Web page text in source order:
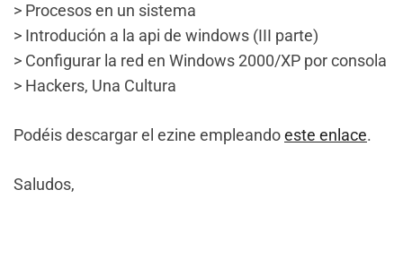
> Procesos en un sistema
> Introdución a la api de windows (III parte)
> Configurar la red en Windows 2000/XP por consola
> Hackers, Una Cultura
Podéis descargar el ezine empleandoeste enlace.
Saludos,